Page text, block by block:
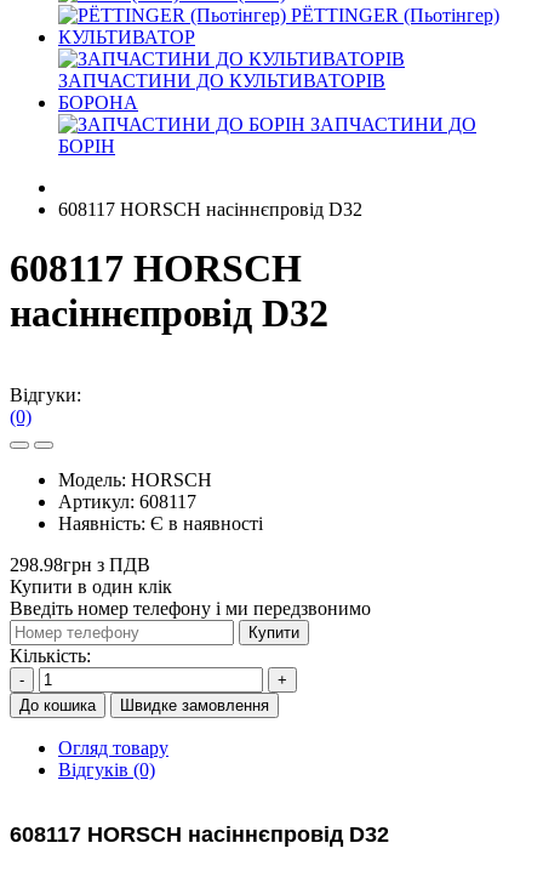
PЁTTINGER (Пьотінгер)
КУЛЬТИВАТОР
ЗАПЧАСТИНИ ДО КУЛЬТИВАТОРІВ
БОРОНА
ЗАПЧАСТИНИ ДО
БОРІН
608117 HORSCH насіннєпровід D32
608117 HORSCH
насіннєпровід D32
Відгуки:
(0)
Модель: HORSCH
Артикул: 608117
Наявність: Є в наявності
298.98грн з ПДВ
Купити в один клік
Введіть номер телефону і ми передзвонимо
Купити
Кількість:
-
+
До кошика
Швидке замовлення
Огляд товару
Відгуків (0)
608117 HORSCH насіннєпровід D32